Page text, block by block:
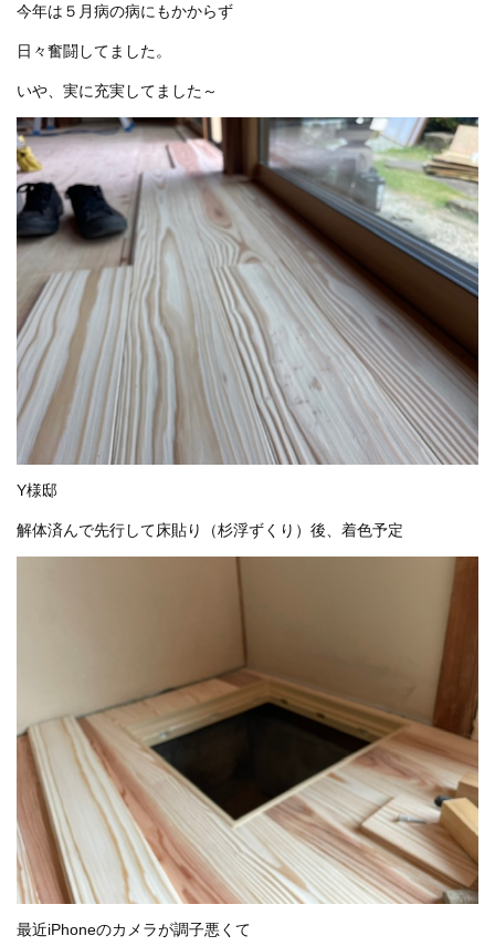
会社概要
お問い合わせ
資料請求
お知らせ
施工事例
イベント情報
ブログ
今年は５月病の病にもかからず
日々奮闘してました。
いや、実に充実してました～
Y様邸
解体済んで先行して床貼り（杉浮ずくり）後、着色予定
最近iPhoneのカメラが調子悪くて